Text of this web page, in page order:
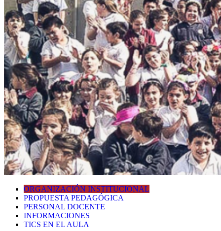
ORGANIZACIÓN INSTITUCIONAL
PROPUESTA PEDAGÓGICA
PERSONAL DOCENTE
INFORMACIONES
TICS EN EL AULA